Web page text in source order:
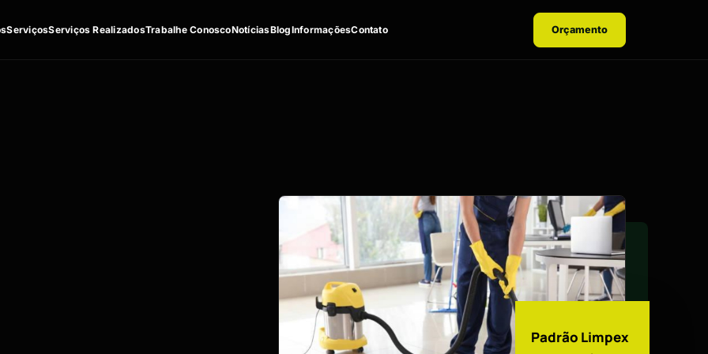
ServiçosServiços RealizadosTrabalhe ConoscoNotíciasBlogInformaçõesContato Orçamento
Padrão Limpex